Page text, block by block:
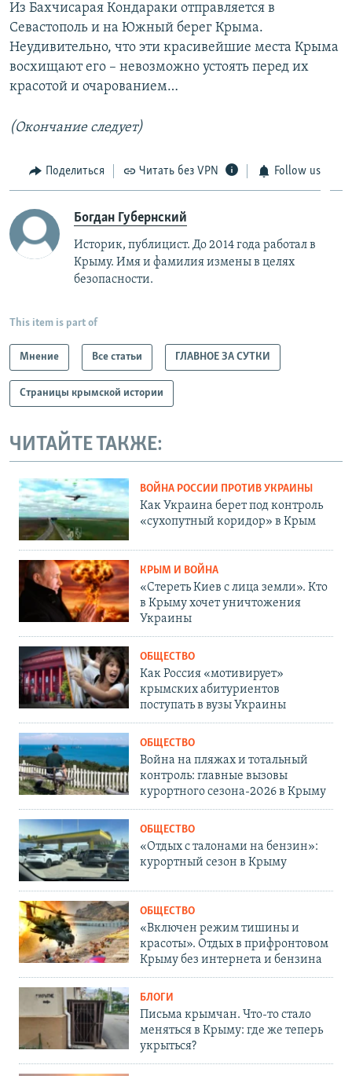
Из Бахчисарая Кондараки отправляется в
Севастополь и на Южный берег Крыма.
Неудивительно, что эти красивейшие места Крыма
восхищают его – невозможно устоять перед их
красотой и очарованием…
(Окончание следует)
Поделиться Читать без VPN Follow us
Богдан Губернский
Историк, публицист. До 2014 года работал в
Крыму. Имя и фамилия измены в целях
безопасности.
This item is part of
Мнение Все статьи ГЛАВНОЕ ЗА СУТКИ
Страницы крымской истории
ЧИТАЙТЕ ТАКЖЕ:
ВОЙНА РОССИИ ПРОТИВ УКРАИНЫ
Как Украина берет под контроль
«сухопутный коридор» в Крым
КРЫМ И ВОЙНА
«Стереть Киев с лица земли». Кто
в Крыму хочет уничтожения
Украины
ОБЩЕСТВО
Как Россия «мотивирует»
крымских абитуриентов
поступать в вузы Украины
ОБЩЕСТВО
Война на пляжах и тотальный
контроль: главные вызовы
курортного сезона-2026 в Крыму
ОБЩЕСТВО
«Отдых с талонами на бензин»:
курортный сезон в Крыму
ОБЩЕСТВО
«Включен режим тишины и
красоты». Отдых в прифронтовом
Крыму без интернета и бензина
БЛОГИ
Письма крымчан. Что-то стало
меняться в Крыму: где же теперь
укрыться?